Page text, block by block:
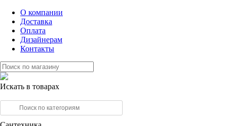
О компании
Доставка
Оплата
Дизайнерам
Контакты
Искать в товарах